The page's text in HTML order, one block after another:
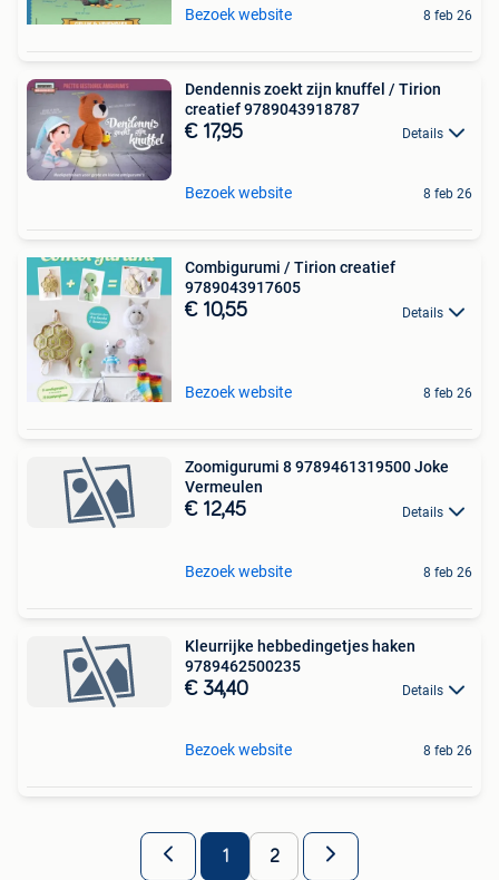
Bezoek website 8 feb 26
Dendennis zoekt zijn knuffel / Tirion
creatief 9789043918787
€ 17,95 Details
Bezoek website 8 feb 26
Combigurumi / Tirion creatief
9789043917605
€ 10,55 Details
Bezoek website 8 feb 26
Zoomigurumi 8 9789461319500 Joke
Vermeulen
€ 12,45 Details
Bezoek website 8 feb 26
Kleurrijke hebbedingetjes haken
9789462500235
€ 34,40 Details
Bezoek website 8 feb 26
1 2